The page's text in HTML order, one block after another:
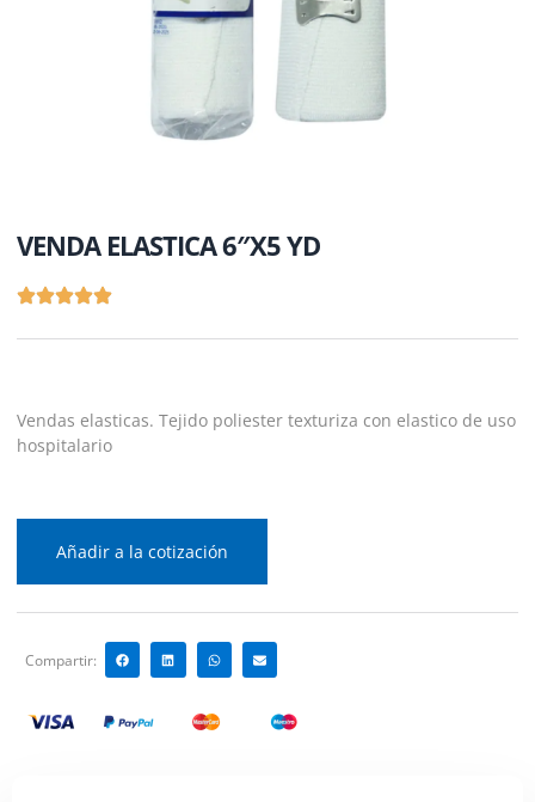
VENDA ELASTICA 6″X5 YD
Vendas elasticas. Tejido poliester texturiza con elastico de uso
hospitalario
Añadir a la cotización
Compartir: